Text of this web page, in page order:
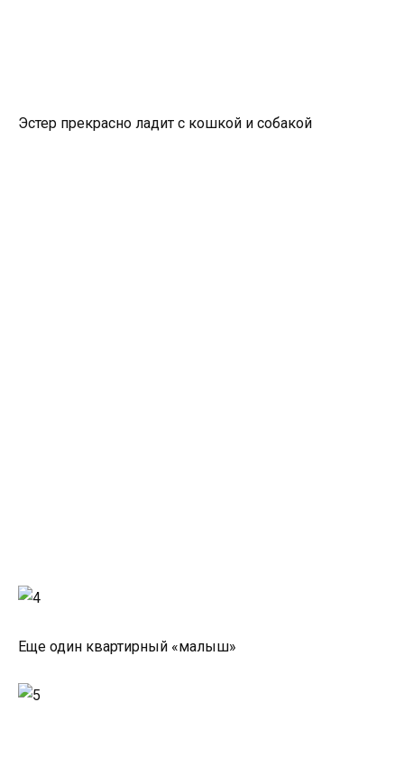
Эстер прекрасно ладит с кошкой и собакой
Еще один квартирный «малыш»